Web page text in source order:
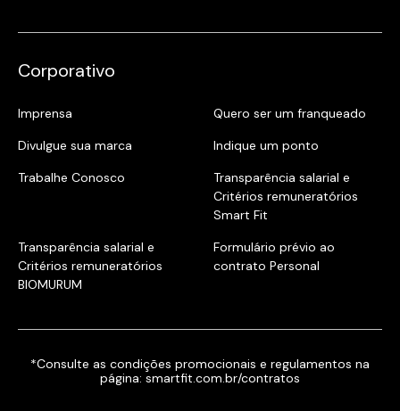
Corporativo
Imprensa
Quero ser um franqueado
Divulgue sua marca
Indique um ponto
Trabalhe Conosco
Transparência salarial e
Critérios remuneratórios
Smart Fit
Transparência salarial e
Critérios remuneratórios
BIOMURUM
Formulário prévio ao
contrato Personal
*Consulte as condições promocionais e regulamentos na
página: smartfit.com.br/contratos